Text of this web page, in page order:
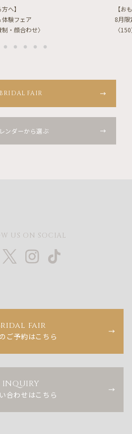
へ】
験フェア
・顔合わせ〉
【お
8月限
〈
BRIDAL FAIR
ンダーから選ぶ
US ON SOCIAL
fair
ご予約はこちら
INQUIRY
合わせはこちら